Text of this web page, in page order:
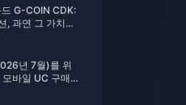
G-COIN CDK:
, 과연 그 가치가
년 7월)를 위
바일 UC 구매